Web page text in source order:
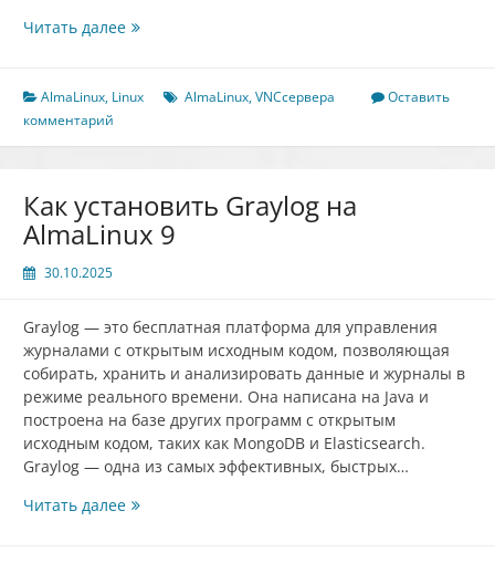
Читать далееРуководство
VNC-
на
AlmaLinux, Linux AlmaLinux,VNCсервера
Оставить
комментарий
Как установить Graylog на
AlmaLinux 9
30.10.2025
Graylog — это бесплатная платформа для управления
журналами с открытым исходным кодом, позволяющая
собирать, хранить и анализировать данные и журналы в
режиме реального времени. Она написана на Java и
построена на базе других программ с открытым
исходным кодом, таких как MongoDB и Elasticsearch.
Graylog — одна из самых эффективных, быстрых…
Читать далееКак